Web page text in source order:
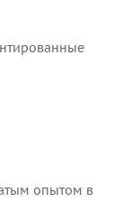
опытом в